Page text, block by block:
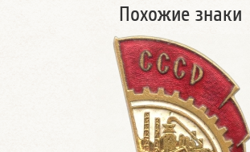
Похожие знаки